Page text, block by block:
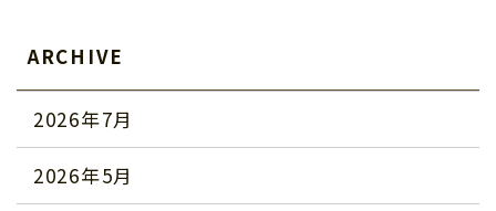
ARCHIVE
2026年7月
2026年5月